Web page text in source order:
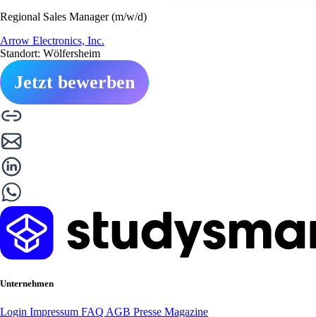
Regional Sales Manager (m/w/d)
Arrow Electronics, Inc.
Standort: Wölfersheim
Jetzt bewerben
Unternehmen
Login Impressum FAQ AGB Presse Magazine